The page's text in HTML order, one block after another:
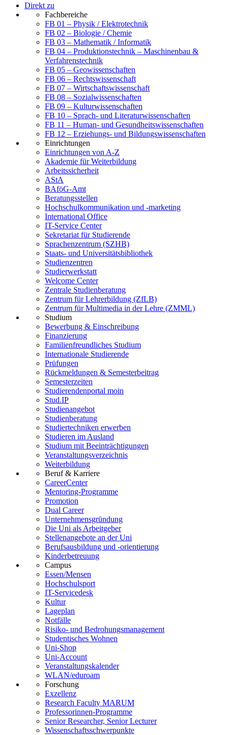
Direkt zu
Fachbereiche
FB 01 – Physik / Elektrotechnik
FB 02 – Biologie / Chemie
FB 03 – Mathematik / Informatik
FB 04 – Produktionstechnik – Maschinenbau &
Verfahrenstechnik
FB 05 – Geowissenschaften
FB 06 – Rechtswissenschaft
FB 07 – Wirtschaftswissenschaft
FB 08 – Sozialwissenschaften
FB 09 – Kulturwissenschaften
FB 10 – Sprach- und Literaturwissenschaften
FB 11 – Human- und Gesundheitswissenschaften
FB 12 – Erziehungs- und Bildungswissenschaften
Einrichtungen
Einrichtungen von A-Z
Akademie für Weiterbildung
Arbeitssicherheit
AStA
BAföG-Amt
Beratungsstellen
Hochschulkommunikation und -marketing
International Office
IT-Service Center
Sekretariat für Studierende
Sprachenzentrum (SZHB)
Staats- und Universitätsbibliothek
Studienzentren
Studierwerkstatt
Welcome Center
Zentrale Studienberatung
Zentrum für Lehrerbildung (ZfLB)
Zentrum für Multimedia in der Lehre (ZMML)
Studium
Bewerbung & Einschreibung
Finanzierung
Familienfreundliches Studium
Internationale Studierende
Prüfungen
Rückmeldungen & Semesterbeitrag
Semesterzeiten
Studierendenportal moin
Stud.IP
Studienangebot
Studienberatung
Studiertechniken erwerben
Studieren im Ausland
Studium mit Beeinträchtigungen
Veranstaltungsverzeichnis
Weiterbildung
Beruf & Karriere
CareerCenter
Mentoring-Programme
Promotion
Dual Career
Unternehmensgründung
Die Uni als Arbeitgeber
Stellenangebote an der Uni
Berufsausbildung und -orientierung
Kinderbetreuung
Campus
Essen/Mensen
Hochschulsport
IT-Servicedesk
Kultur
Lageplan
Notfälle
Risiko- und Bedrohungsmanagement
Studentisches Wohnen
Uni-Shop
Uni-Account
Veranstaltungskalender
WLAN/eduroam
Forschung
Exzellenz
Research Faculty MARUM
Professorinnen-Programme
Senior Researcher, Senior Lecturer
Wissenschaftsschwerpunkte